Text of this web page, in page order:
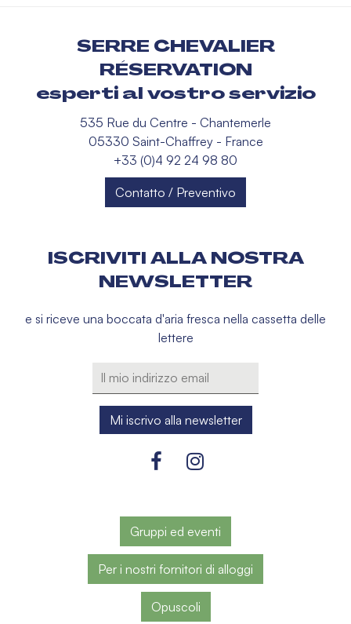
SERRE CHEVALIER
RÉSERVATION
esperti al vostro servizio
535 Rue du Centre - Chantemerle
05330 Saint-Chaffrey - France
+33 (0)4 92 24 98 80
Contatto / Preventivo
ISCRIVITI ALLA NOSTRA
NEWSLETTER
e si riceve una boccata d'aria fresca nella cassetta delle
lettere
Gruppi ed eventi
Per i nostri fornitori di alloggi
Opuscoli